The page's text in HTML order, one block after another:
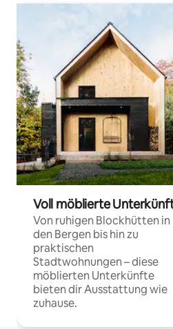
Voll möblierte
Von ruhigen Blockhütten in
den Bergen bis hin zu
praktischen
Stadtwohnungen – diese
möblierten Unterkünfte
bieten dir Ausstattung wie
zuhause.